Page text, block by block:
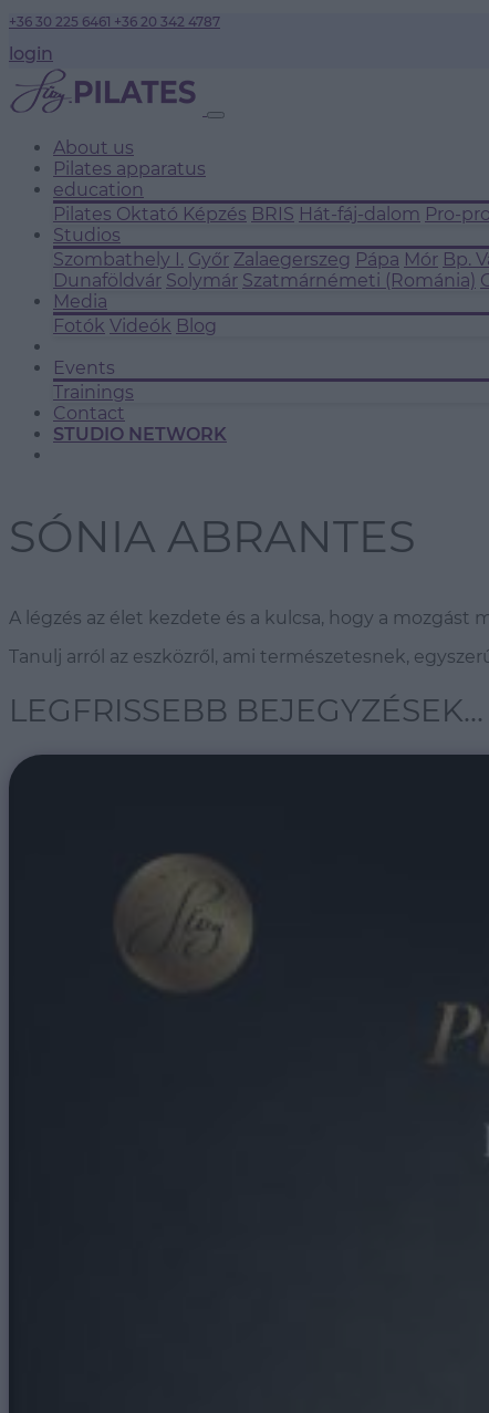
+36 30 225 6461 +36 20 342 4787
login
About us
Pilates apparatus
education
Pilates Oktató Képzés BRIS Hát-fáj-dalom Pro-
Studios
Szombathely I. Győr Zalaegerszeg Pápa Mór Bp.
Dunaföldvár Solymár Szatmárnémeti (Románia)
Media
Fotók Videók Blog
Events
Trainings
Contact
STUDIO NETWORK
SÓNIA ABRANTES
A légzés az élet kezdete és a kulcsa, hogy a
Tanulj arról az eszközről, ami természetesnek,
LEGFRISSEBB BEJEGYZÉSEK...